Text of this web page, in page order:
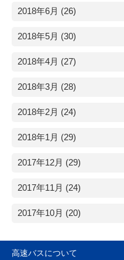
2018年6月 (26)
2018年5月 (30)
2018年4月 (27)
2018年3月 (28)
2018年2月 (24)
2018年1月 (29)
2017年12月 (29)
2017年11月 (24)
2017年10月 (20)
高速バスについて